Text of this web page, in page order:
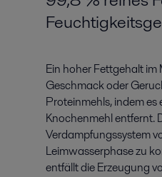
Ein hoher Fettgehalt
Geschmack oder
Proteinmehls, indem
Knochenmehl entfernt.
Verdampfungssystem
Leimwasserphase zu
entfällt die Erzeugung